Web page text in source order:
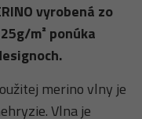
vyrobená zo
m² ponúka
merino vlny je
Vlna je